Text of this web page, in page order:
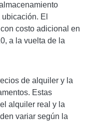
El
costo adicional en
a la vuelta de la
de alquiler y la
Estas
alquiler real y la
variar según la